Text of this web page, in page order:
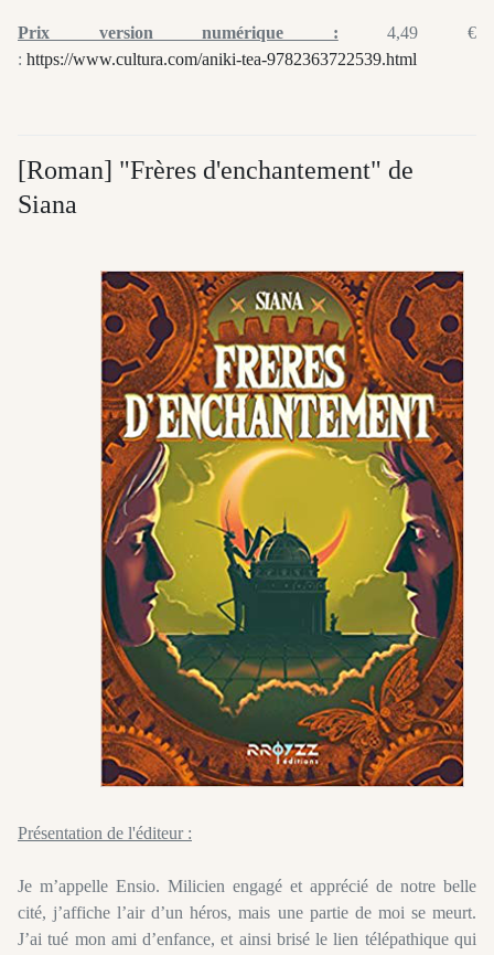
Prix version numérique : 4,49 €
: https://www.cultura.com/aniki-tea-9782363722539.html
[Roman] "Frères d'enchantement" de
Siana
Présentation de l'éditeur :
Je m’appelle Ensio. Milicien engagé et apprécié de notre belle
cité, j’affiche l’air d’un héros, mais une partie de moi se meurt.
J’ai tué mon ami d’enfance, et ainsi brisé le lien télépathique qui